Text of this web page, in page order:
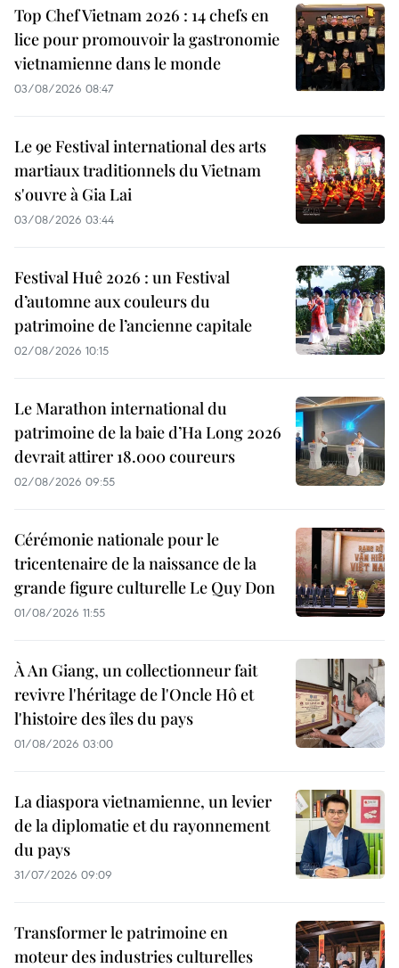
Top Chef Vietnam 2026 : 14 chefs en
lice pour promouvoir la gastronomie
vietnamienne dans le monde
03/08/2026 08:47
Le 9e Festival international des arts
martiaux traditionnels du Vietnam
s'ouvre à Gia Lai
03/08/2026 03:44
Festival Huê 2026 : un Festival
d’automne aux couleurs du
patrimoine de l’ancienne capitale
02/08/2026 10:15
Le Marathon international du
patrimoine de la baie d’Ha Long 2026
devrait attirer 18.000 coureurs
02/08/2026 09:55
Cérémonie nationale pour le
tricentenaire de la naissance de la
grande figure culturelle Le Quy Don
01/08/2026 11:55
À An Giang, un collectionneur fait
revivre l'héritage de l'Oncle Hô et
l'histoire des îles du pays
01/08/2026 03:00
La diaspora vietnamienne, un levier
de la diplomatie et du rayonnement
du pays
31/07/2026 09:09
Transformer le patrimoine en
moteur des industries culturelles